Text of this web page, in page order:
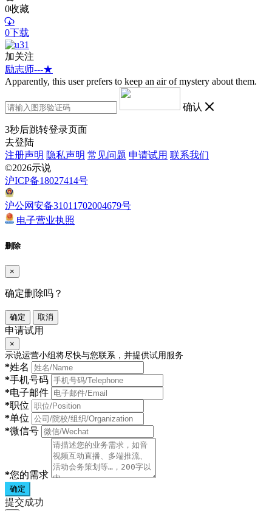
0收藏
0下载
加关注
励志师---★
Apparently, this user prefers to keep an air of mystery about them.
确认
3秒后跳转登录页面
去登陆
注册声明 隐私声明 常见问题 申请试用 联系我们
©2026示说
沪ICP备18027414号
沪公网安备31011702004679号
电子营业执照
删除
×
确定删除吗？
确定 取消
申请试用
×
示说运营小组将尽快与您联系，并提供试用服务
*姓名
*手机号码
*电子邮件
*职位
*单位
*微信号
*您的需求
确定
提交成功